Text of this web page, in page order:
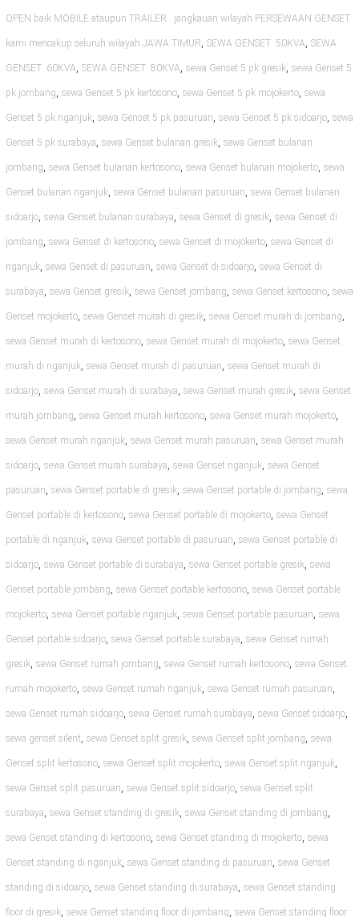
OPEN baik MOBILE ataupun TRAILER . jangkauan wilayah PERSEWAAN GENSET
kami mencakup seluruh wilayah JAWA TIMUR, SEWA GENSET 50KVA, SEWA
GENSET 60KVA, SEWA GENSET 80KVA, sewa Genset 5 pk gresik, sewa Genset 5
pk jombang, sewa Genset 5 pk kertosono, sewa Genset 5 pk mojokerto, sewa
Genset 5 pk nganjuk, sewa Genset 5 pk pasuruan, sewa Genset 5 pk sidoarjo, sewa
Genset 5 pk surabaya, sewa Genset bulanan gresik, sewa Genset bulanan
jombang, sewa Genset bulanan kertosono, sewa Genset bulanan mojokerto, sewa
Genset bulanan nganjuk, sewa Genset bulanan pasuruan, sewa Genset bulanan
sidoarjo, sewa Genset bulanan surabaya, sewa Genset di gresik, sewa Genset di
jombang, sewa Genset di kertosono, sewa Genset di mojokerto, sewa Genset di
nganjuk, sewa Genset di pasuruan, sewa Genset di sidoarjo, sewa Genset di
surabaya, sewa Genset gresik, sewa Genset jombang, sewa Genset kertosono, sewa
Genset mojokerto, sewa Genset murah di gresik, sewa Genset murah di jombang,
sewa Genset murah di kertosono, sewa Genset murah di mojokerto, sewa Genset
murah di nganjuk, sewa Genset murah di pasuruan, sewa Genset murah di
sidoarjo, sewa Genset murah di surabaya, sewa Genset murah gresik, sewa Genset
murah jombang, sewa Genset murah kertosono, sewa Genset murah mojokerto,
sewa Genset murah nganjuk, sewa Genset murah pasuruan, sewa Genset murah
sidoarjo, sewa Genset murah surabaya, sewa Genset nganjuk, sewa Genset
pasuruan, sewa Genset portable di gresik, sewa Genset portable di jombang, sewa
Genset portable di kertosono, sewa Genset portable di mojokerto, sewa Genset
portable di nganjuk, sewa Genset portable di pasuruan, sewa Genset portable di
sidoarjo, sewa Genset portable di surabaya, sewa Genset portable gresik, sewa
Genset portable jombang, sewa Genset portable kertosono, sewa Genset portable
mojokerto, sewa Genset portable nganjuk, sewa Genset portable pasuruan, sewa
Genset portable sidoarjo, sewa Genset portable surabaya, sewa Genset rumah
gresik, sewa Genset rumah jombang, sewa Genset rumah kertosono, sewa Genset
rumah mojokerto, sewa Genset rumah nganjuk, sewa Genset rumah pasuruan,
sewa Genset rumah sidoarjo, sewa Genset rumah surabaya, sewa Genset sidoarjo,
sewa genset silent, sewa Genset split gresik, sewa Genset split jombang, sewa
Genset split kertosono, sewa Genset split mojokerto, sewa Genset split nganjuk,
sewa Genset split pasuruan, sewa Genset split sidoarjo, sewa Genset split
surabaya, sewa Genset standing di gresik, sewa Genset standing di jombang,
sewa Genset standing di kertosono, sewa Genset standing di mojokerto, sewa
Genset standing di nganjuk, sewa Genset standing di pasuruan, sewa Genset
standing di sidoarjo, sewa Genset standing di surabaya, sewa Genset standing
floor di gresik, sewa Genset standing floor di jombang, sewa Genset standing floor